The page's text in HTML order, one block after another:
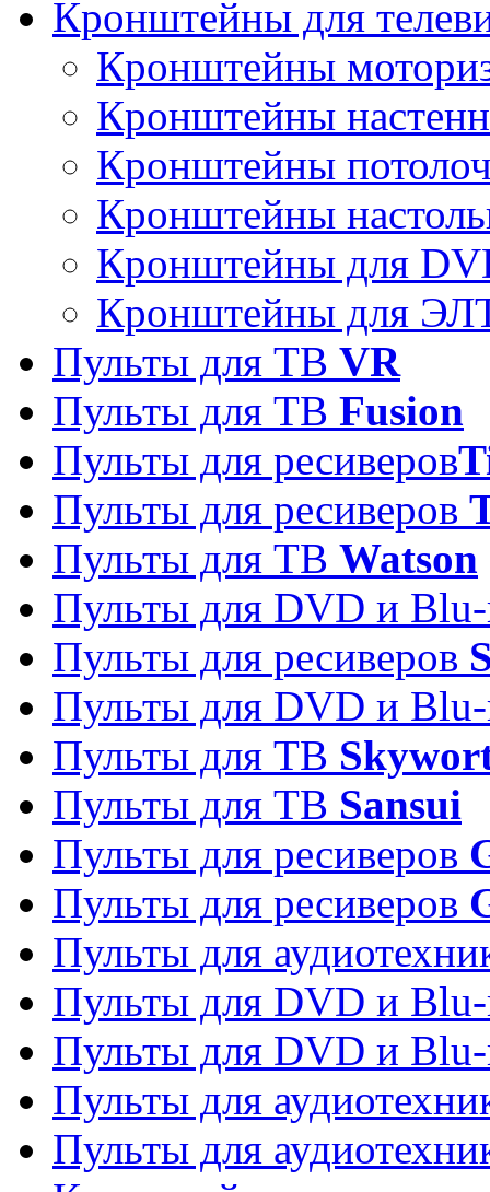
Кронштейны для
Кронштейны
Кронштейны
Кронштейны
Кронштейны
Кронштейны для
Кронштейны для
Пульты для ТВ VR
Пульты для ТВ Fusion
Пульты для ресиверов
Пульты для ресиверов
Пульты для ТВ Watson
Пульты для DVD и
Пульты для ресиверов
Пульты для DVD и
Пульты для ТВ
Пульты для ТВ Sansui
Пульты для ресиверов
Пульты для ресиверов
Пульты для
Пульты для DVD и
Пульты для DVD и
Пульты для
Пульты для